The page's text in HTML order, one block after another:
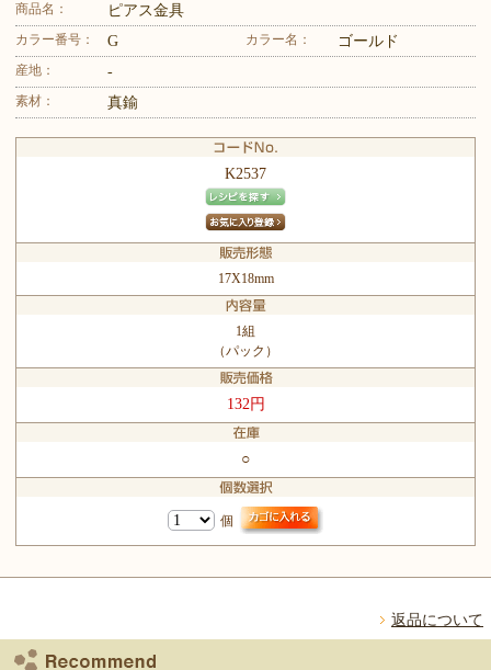
商品名： ピアス金具
カラー番号： G カラー名： ゴールド
産地： -
素材： 真鍮
K2537
17X18mm
1組
（パック）
132円
○
個
返品について